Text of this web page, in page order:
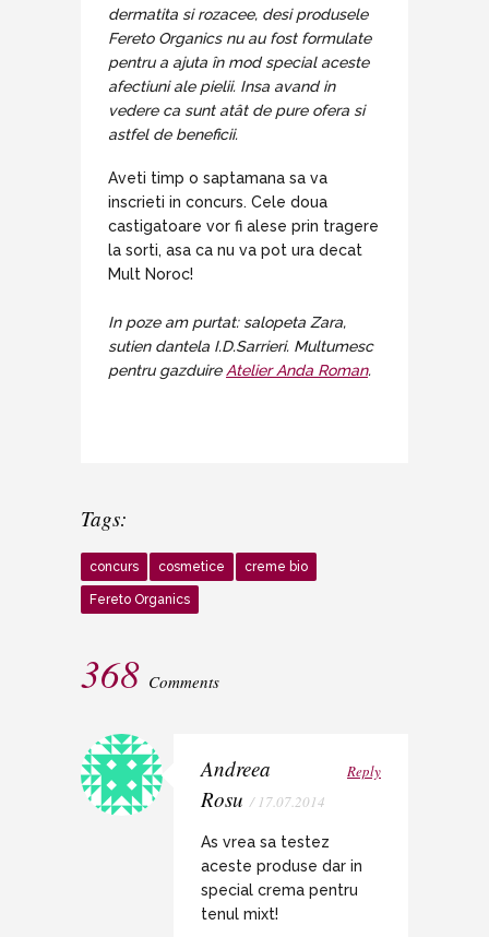
dermatita si rozacee, desi produsele
Fereto Organics nu au fost formulate
pentru a ajuta în mod special aceste
afectiuni ale pielii. Insa avand in
vedere ca sunt atât de pure ofera si
astfel de beneficii.
Aveti timp o saptamana sa va
inscrieti in concurs. Cele doua
castigatoare vor fi alese prin tragere
la sorti, asa ca nu va pot ura decat
Mult Noroc!
In poze am purtat: salopeta Zara,
sutien dantela I.D.Sarrieri. Multumesc
pentru gazduire Atelier Anda Roman.
Tags:
concurs cosmetice creme bio
Fereto Organics
368 Comments
Andreea
Rosu / 17.07.2014
Reply
As vrea sa testez
aceste produse dar in
special crema pentru
tenul mixt!